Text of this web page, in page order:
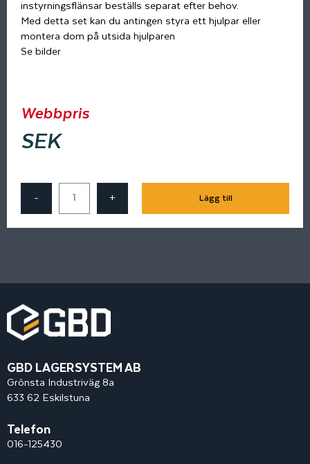
instyrningsflänsar beställs separat efter behov.
Med detta set kan du antingen styra ett hjulpar eller
montera dom på utsida hjulparen
Se bilder
Webbpris
SEK
- + Lägg till
GBD LAGERSYSTEM AB
Grönsta Industriväg 8a
633 62 Eskilstuna
Telefon
016-125430